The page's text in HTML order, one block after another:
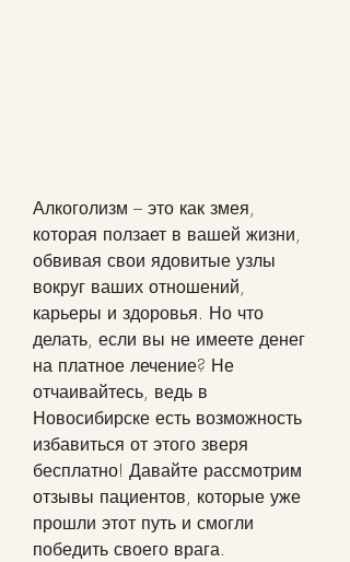
Алкоголизм – это как змея,
которая ползает в вашей жизни,
обвивая свои ядовитые узлы
вокруг ваших отношений,
карьеры и здоровья. Но что
делать, если вы не имеете денег
на платное лечение? Не
отчаивайтесь, ведь в
Новосибирске есть возможность
избавиться от этого зверя
бесплатно! Давайте рассмотрим
отзывы пациентов, которые уже
прошли этот путь и смогли
победить своего врага.